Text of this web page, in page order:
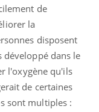
de
la
disposent
développé dans le
l'oxygène qu'ils
de certaines
sont multiples :